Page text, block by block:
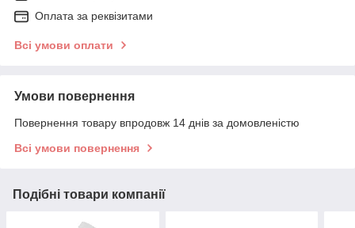
Оплата за реквізитами
Всі умови оплати
Умови повернення
Повернення товару впродовж 14 днів за домовленістю
Всі умови повернення
Подібні товари компанії